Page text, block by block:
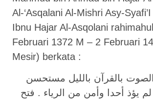
Al-‘Asqalani Al-Mishri Asy-
Ibnu Hajar Al-Asqolani
Februari 1372 M – 2 Februari
Mesir) berkata :
ﺑﺎﻟﻘﺮﺁﻥ ﺑﺎﻟﻠﻴﻞ ﻣﺴﺘﺤﺴﻦ
ﻳﺆﺫ ﺃﺣﺪا ﻭﺃﻣﻦ ﻣﻦ اﻟﺮﻳﺎء . فتح